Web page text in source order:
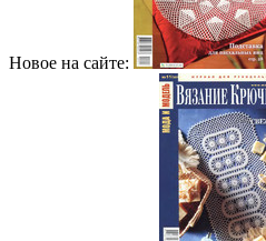
Новое на сайте: